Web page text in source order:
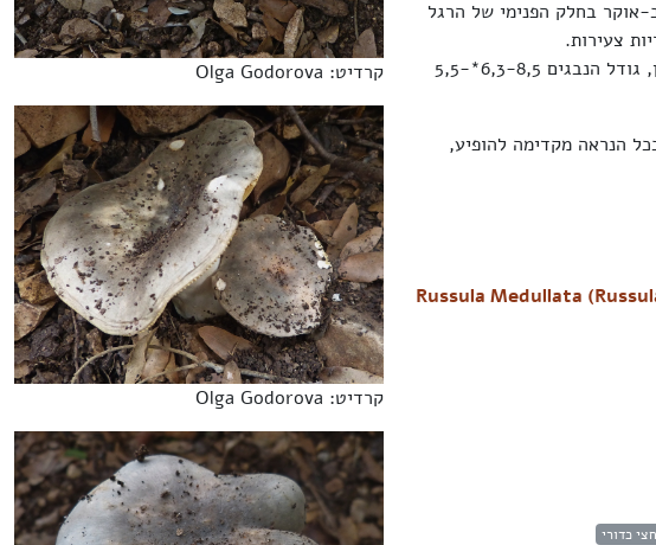
אוקר בחלק הפנימי של הרגל
צעירות.
הנבגים מגובששים, ביצתיים, הגבשושיות מגיעות ל-0,5 מיקרון בגודלן, גודל הנבגים 6,3-8,5*5,5-
הנראה מקדימה להופיע,
Russula Medullata
כדורי
קרדיט: Olga Godorova
קרדיט: Olga Godorova